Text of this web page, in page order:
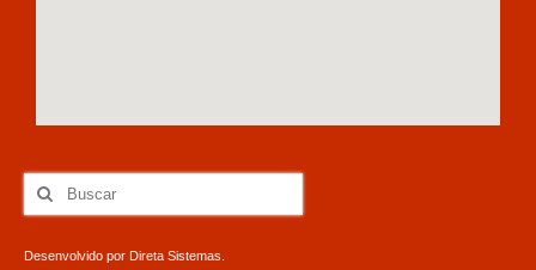
Desenvolvido por Direta Sistemas